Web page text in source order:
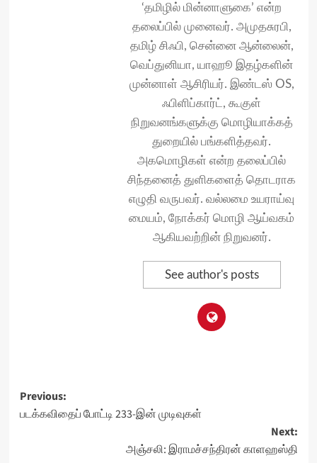
‘தமிழில் மின்னாளுகை’ என்ற
தலைப்பில் முனைவர். அமுதசுரபி,
தமிழ் சிஃபி, சென்னை ஆன்லைன்,
வெப்துனியா, யாஹூ இதழ்களின்
முன்னாள் ஆசிரியர். இண்டஸ் OS,
ஃபிளிப்கார்ட், கூகுள்
நிறுவனங்களுக்கு மொழியாக்கத்
துறையில் பங்களித்தவர்.
அகமொழிகள் என்ற தலைப்பில்
சிந்தனைத் துளிகளைத் தொடராக
எழுதி வருபவர். வல்லமை உயராய்வு
மையம், நோக்கர் மொழி ஆய்வகம்
ஆகியவற்றின் நிறுவனர்.
See author's posts
Post
navigation
Previous:
படக்கவிதைப் போட்டி 233-இன் முடிவுகள்
Next:
அஞ்சலி: இராமச்சந்திரன் காளஹஸ்தி